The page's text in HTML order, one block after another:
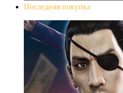
Последняя покупка